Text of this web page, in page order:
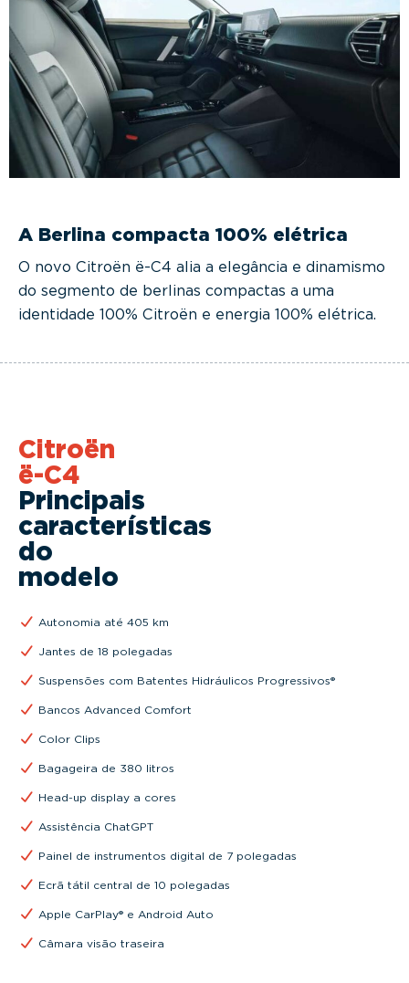
A Berlina compacta 100% elétrica
O novo Citroën ë-C4 alia a elegância e dinamismo
do segmento de berlinas compactas a uma
identidade 100% Citroën e energia 100% elétrica.
Citroën
ë-C4
Principais
características
do
modelo
Autonomia até 405 km
Jantes de 18 polegadas
Suspensões com Batentes Hidráulicos Progressivos®
Bancos Advanced Comfort
Color Clips
Bagageira de 380 litros
Head-up display a cores
Assistência ChatGPT
Painel de instrumentos digital de 7 polegadas
Ecrã tátil central de 10 polegadas
Apple CarPlay® e Android Auto
Câmara visão traseira